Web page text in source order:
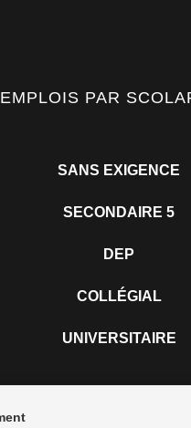
EMPLOIS PAR
SANS EXIGENCE
SECONDAIRE 5
DEP
COLLÉGIAL
UNIVERSITAIRE